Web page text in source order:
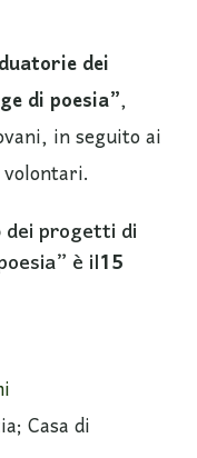
dei
di poesia”,
in seguito ai
dei progetti di
è il15
Casa di